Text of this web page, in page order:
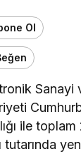
Ol
Sanayi
ile
tutarında